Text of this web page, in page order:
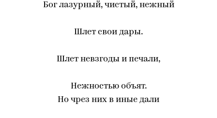
Бог лазурный, чистый, нежный
Шлет свои дары.
Шлет невзгоды и печали,
Нежностью объят.
Но чрез них в иные дали